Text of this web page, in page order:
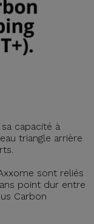
capacité à
triangle arrière
sont reliés
point dur entre
Carbon